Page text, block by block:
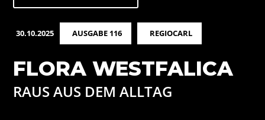
30.10.2025 AUSGABE 116 REGIOCARL
FLORA WESTFALICA
RAUS AUS DEM ALLTAG